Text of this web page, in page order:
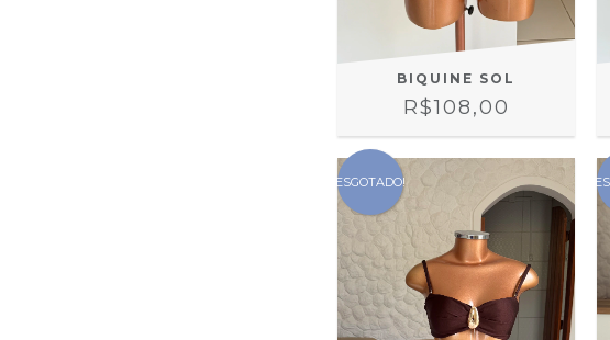
BIQUINE SOL
R$108,00
ESGOTADO!